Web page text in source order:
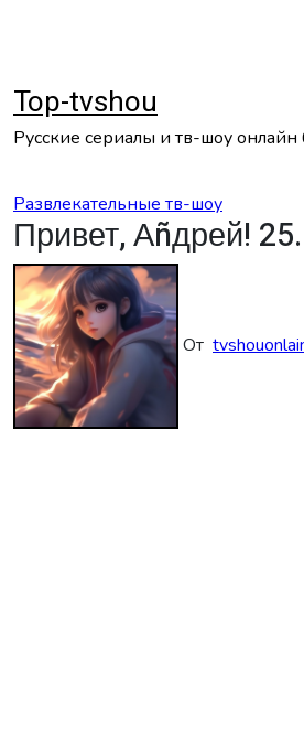
Top-tvshou
Русские сериалы и тв-шоу онлайн
Развлекательные тв-шоу
Привет, Аñдрей!
От